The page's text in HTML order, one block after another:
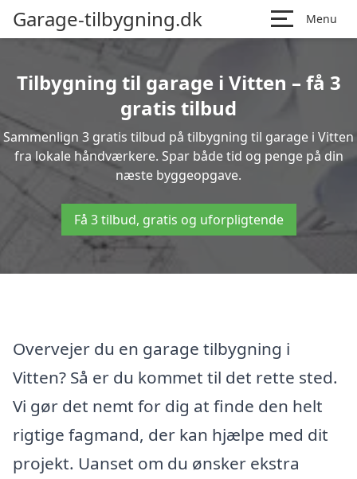
Garage-tilbygning.dk Menu
Tilbygning til garage i Vitten – få 3
gratis tilbud
Sammenlign 3 gratis tilbud på tilbygning til garage i Vitten
fra lokale håndværkere. Spar både tid og penge på din
næste byggeopgave.
Få 3 tilbud, gratis og uforpligtende
Overvejer du en garage tilbygning i
Vitten? Så er du kommet til det rette sted.
Vi gør det nemt for dig at finde den helt
rigtige fagmand, der kan hjælpe med dit
projekt. Uanset om du ønsker ekstra